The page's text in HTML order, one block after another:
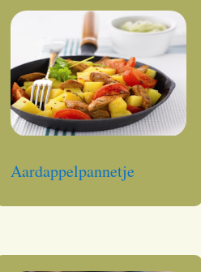
Aardappelpannetje